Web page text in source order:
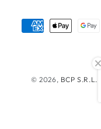
© 2026, BCP S.R.L.
Modalità